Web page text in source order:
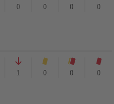
0 0 0 0
1 0 0 0